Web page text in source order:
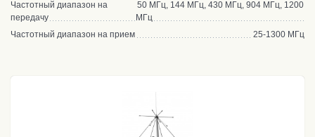
Частотный диапазон на
передачу
50 МГц, 144 МГц, 430 МГц, 904 МГц, 1200
МГц
Частотный диапазон на прием
25-1300 МГц